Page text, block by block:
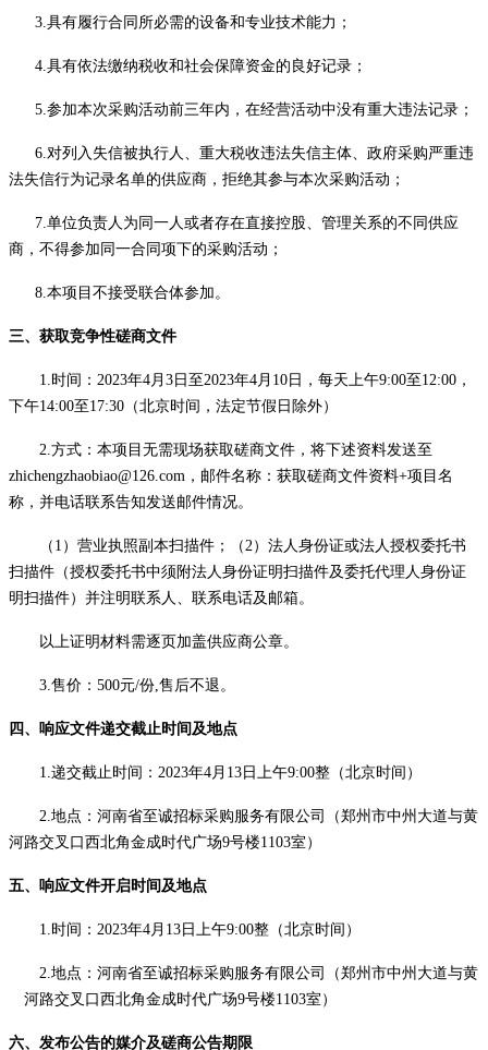
3.具有履行合同所必需的设备和专业技术能力；
4.具有依法缴纳税收和社会保障资金的良好记录；
5.参加本次采购活动前三年内，在经营活动中没有重大违法记录；
6.对列入失信被执行人、 重大税收违法失信主体、政府采购严重违
法失信行为记录名单的供应商，拒绝其参与本次采购活动；
7.单位负责人为同一人或者存在直接控股、管理关系的不同供应
商，不得参加同一合同项下的采购活动；
8.本项目不接受联合体参加。
三、获取竞争性磋商文件
1.时间： 2023年4月 3 日至2023年4月 10 日，每天上午9:00至12:00，
下午14:00至17:30（北京时间，法定节假日除外）
2.方式：本项目无需现场获取磋商文件 ，将下述资料发送至
zhichengzhaobiao@126.com，邮件名称：获取磋商文件资料+项目名
称，并电话联系告知发送邮件情况。
（ 1）营业执照副本扫描件 ；（2）法人身份证或法人授权委托书
扫描件 （授权委托书中须附法人身份证明扫描件及委托代理人身份证
明扫描件） 并注明联系人、联系电话及邮箱。
以上证明材料需逐页加盖供应商公章。
3.售价：500元/份,售后不退。
四、响应文件递交截止时间及地点
1.递交截止时间： 2023年4月 13 日 上午9:00整 （北京时间）
2.地点：河南省至诚招标采购服务有限公司（郑州市中州大道与黄
河路交叉口西北角金成时代广场9号楼1103室）
五、响应文件开启时间及地点
1.时间： 2023年4月 13 日 上午9:00整 （北京时间）
2.地点：河南省至诚招标采购服务有限公司（郑州市中州大道与黄
河路交叉口西北角金成时代广场9号楼1103室）
六、 发布公告的媒介及磋商公告期限